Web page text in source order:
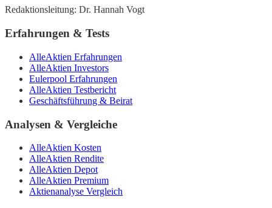
Redaktionsleitung: Dr. Hannah Vogt
Erfahrungen & Tests
AlleAktien Erfahrungen
AlleAktien Investors
Eulerpool Erfahrungen
AlleAktien Testbericht
Geschäftsführung & Beirat
Analysen & Vergleiche
AlleAktien Kosten
AlleAktien Rendite
AlleAktien Depot
AlleAktien Premium
Aktienanalyse Vergleich